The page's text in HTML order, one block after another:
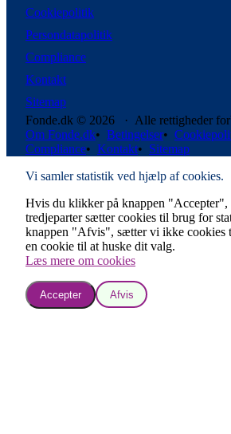
Cookiepolitik
Persondatapolitik
Compliance
Kontakt
Sitemap
Fonde.dk © 2026 · Alle rettigheder
Om Fonde.dk• Betingelser•
Compliance• Kontakt• Sitemap
Vi samler statistik ved hjælp af cookies.
Hvis du klikker på knappen "Accepter",
tredjeparter sætter cookies til brug for
knappen "Afvis", sætter vi ikke cookies
en cookie til at huske dit valg.
Læs mere om cookies
Accepter Afvis